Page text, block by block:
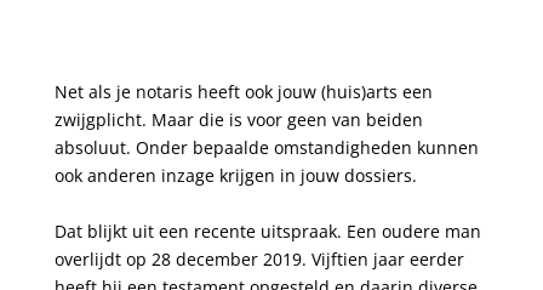
Net als je notaris heeft ook jouw (huis)arts een
zwijgplicht. Maar die is voor geen van beiden
absoluut. Onder bepaalde omstandigheden kunnen
ook anderen inzage krijgen in jouw dossiers.
Dat blijkt uit een recente uitspraak. Een oudere man
overlijdt op 28 december 2019. Vijftien jaar eerder